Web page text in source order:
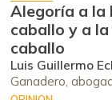
Alegoría a la
caballo y a
caballo
Luis Guillermo
Ganadero,